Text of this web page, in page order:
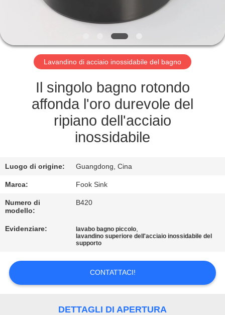
CONTROLLO
QUALITÀ
CONTATTICI
RICHIEDA
CITAZIONE
MAPPA
DEL
SITO
PRIVACY
Lavandino di acciaio inossidabile del bagno
Il singolo bagno rotondo
affonda l'oro durevole del
ripiano dell'acciaio
inossidabile
Luogo di origine: Guangdong, Cina
Marca: Fook Sink
Numero di
modello:
B420
Evidenziare: lavabo bagno piccolo,
lavandino superiore dell'acciaio inossidabile del
supporto
CONTATTACI!
DETTAGLI DI APERTURA